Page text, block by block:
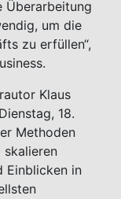
Überarbeitung
um die
zu erfüllen“,
Klaus
18.
Methoden
skalieren
Einblicken in